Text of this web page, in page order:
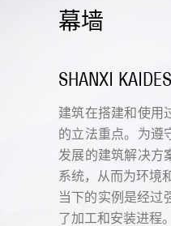
幕墙
SHANXI
建筑在搭建和使用
的立法重点。为遵
发展的建筑解决方
系统，从而为环境
当下的实例是经过
了加工和安装进程